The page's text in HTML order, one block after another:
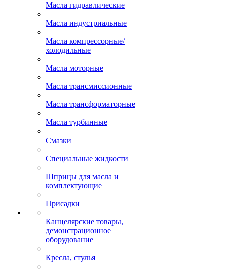
Масла гидравлические
Масла индустриальные
Масла компрессорные/
холодильные
Масла моторные
Масла трансмиссионные
Масла трансформаторные
Масла турбинные
Смазки
Специальные жидкости
Шприцы для масла и
комплектующие
Присадки
Канцелярские товары,
демонстрационное
оборудование
Кресла, стулья